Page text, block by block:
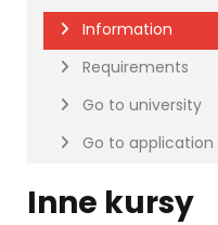
Information
Requirements
Go to university
Go to application
Inne kursy